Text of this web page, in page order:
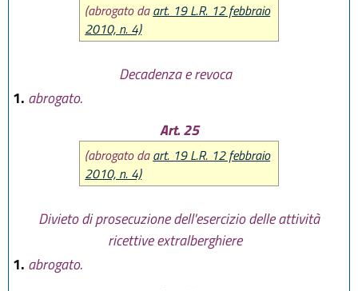
(abrogato daart. 19 L.R. 12 febbraio
2010, n. 4)
Decadenza e revoca
1. abrogato.
Art. 25
(abrogato daart. 19 L.R. 12 febbraio
2010, n. 4)
Divieto di prosecuzione dell'esercizio delle attività
ricettive extralberghiere
1. abrogato.